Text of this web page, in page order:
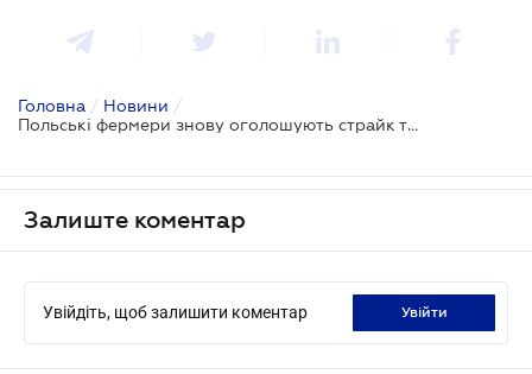
Головна / Новини /
Польські фермери знову оголошують страйк та блокування кордону з Україною
Залиште коментар
Увійдіть, щоб залишити коментар увійти